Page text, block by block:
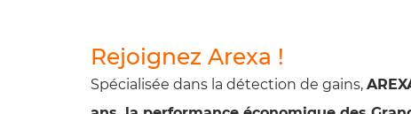
Rejoignez Arexa !
Spécialisée dans la détection de gains,